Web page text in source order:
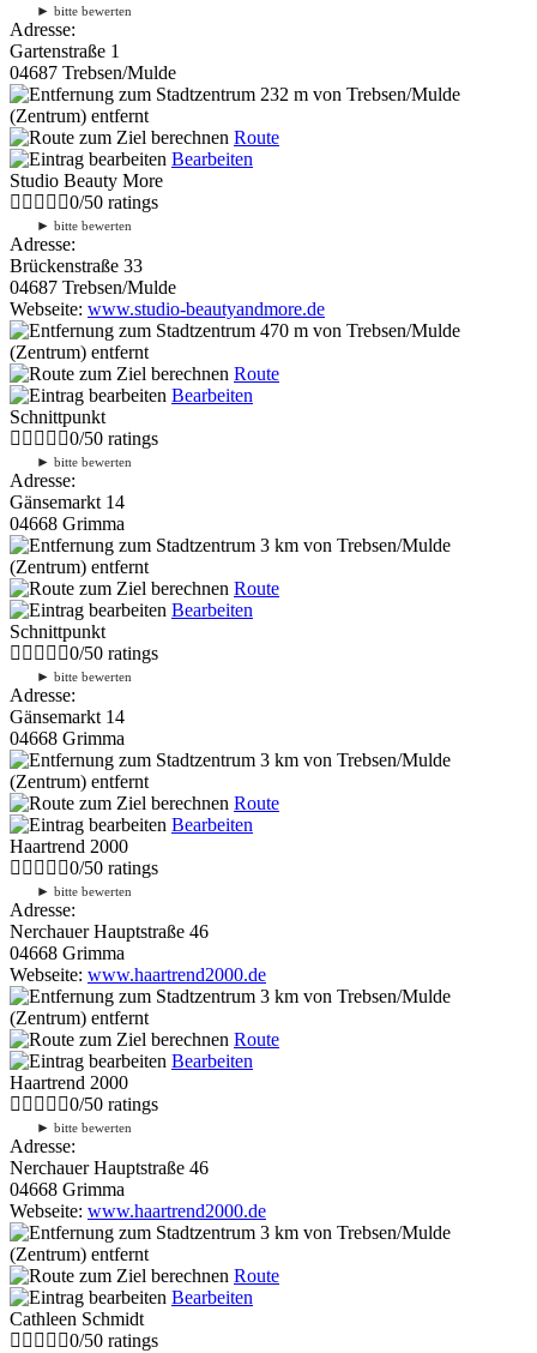
► bitte bewerten
Adresse:
Gartenstraße 1
04687 Trebsen/Mulde
232 m von Trebsen/Mulde
(Zentrum) entfernt
Route
Bearbeiten
Studio Beauty More
0/50 ratings
► bitte bewerten
Adresse:
Brückenstraße 33
04687 Trebsen/Mulde
Webseite: www.studio-beautyandmore.de
470 m von Trebsen/Mulde
(Zentrum) entfernt
Route
Bearbeiten
Schnittpunkt
0/50 ratings
► bitte bewerten
Adresse:
Gänsemarkt 14
04668 Grimma
3 km von Trebsen/Mulde
(Zentrum) entfernt
Route
Bearbeiten
Schnittpunkt
0/50 ratings
► bitte bewerten
Adresse:
Gänsemarkt 14
04668 Grimma
3 km von Trebsen/Mulde
(Zentrum) entfernt
Route
Bearbeiten
Haartrend 2000
0/50 ratings
► bitte bewerten
Adresse:
Nerchauer Hauptstraße 46
04668 Grimma
Webseite: www.haartrend2000.de
3 km von Trebsen/Mulde
(Zentrum) entfernt
Route
Bearbeiten
Haartrend 2000
0/50 ratings
► bitte bewerten
Adresse:
Nerchauer Hauptstraße 46
04668 Grimma
Webseite: www.haartrend2000.de
3 km von Trebsen/Mulde
(Zentrum) entfernt
Route
Bearbeiten
Cathleen Schmidt
0/50 ratings